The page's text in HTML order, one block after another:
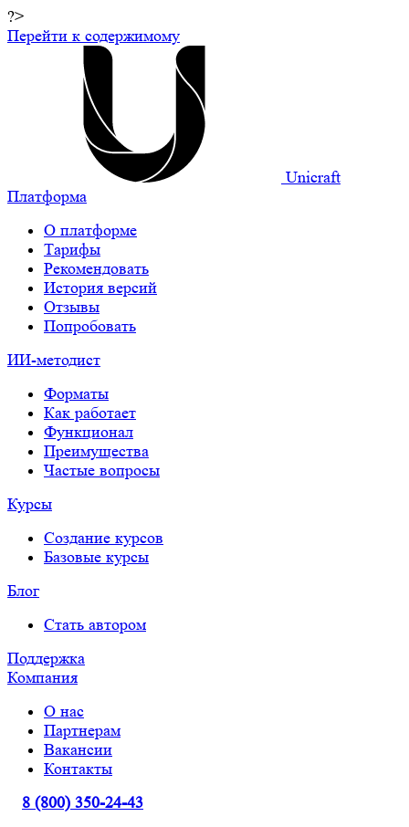
?>
Перейти к содержимому
Unicraft
Платформа
О платформе
Тарифы
Рекомендовать
История версий
Отзывы
Попробовать
ИИ-методист
Форматы
Как работает
Функционал
Преимущества
Частые вопросы
Курсы
Создание курсов
Базовые курсы
Блог
Стать автором
Поддержка
Компания
О нас
Партнерам
Вакансии
Контакты
8 (800) 350-24-43